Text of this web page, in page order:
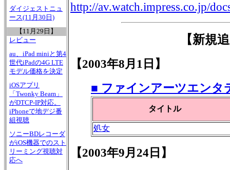
ダイジェストニュ
ース(11月30日)
【11月29日】
レビュー
au、iPad miniと第4
世代iPadの4G LTE
モデル価格を決定
iOSアプリ
「Twonky Beam」
がDTCP-IP対応。
iPhoneで地デジ番
組視聴
ソニーBDレコーダ
がiOS機器でのスト
リーミング視聴対
応へ
http://av.watch.impress.co.jp/
【新規
【2003年8月1日】
■ ファインアーツエンタ
タイトル
処女
【2003年9月24日】